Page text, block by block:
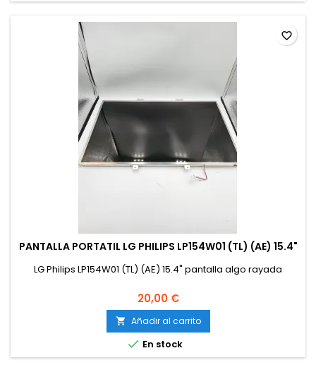
PANTALLA PORTATIL LG PHILIPS LP154W01 (TL) (AE) 15.4"
LG Philips LP154W01 (TL) (AE) 15.4" pantalla algo rayada
20,00 €
 Añadir al carrito
 En stock
favorite_border